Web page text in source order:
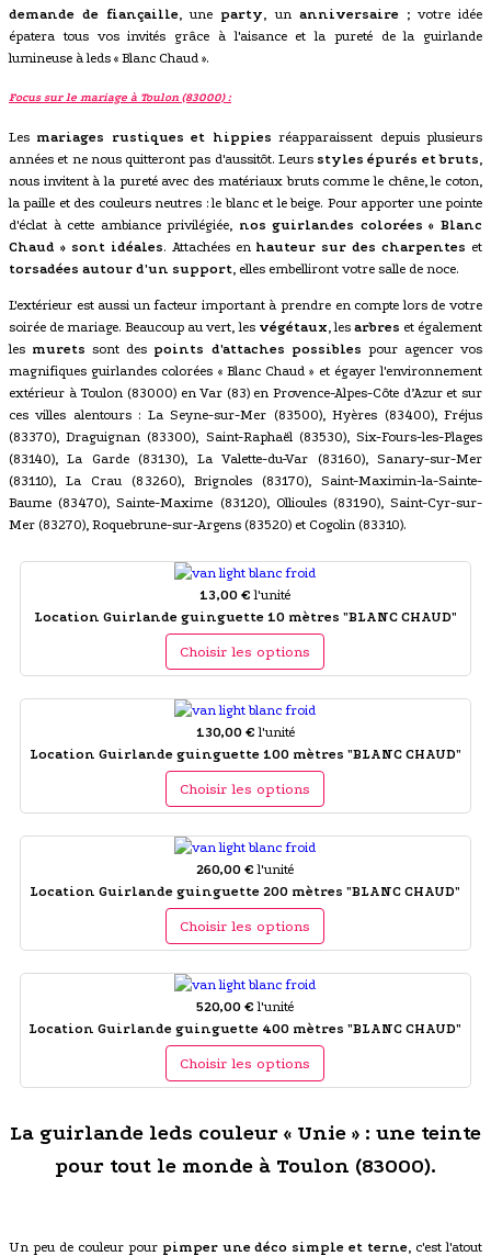
demande de fiançaille , une party , un anniversaire; votre idée
épatera tous vos invités grâce à l'aisance et la pureté de la guirlande
lumineuse à leds « Blanc Chaud ».
Focus sur le mariage à Toulon (83000) :
Les mariages rustiques et hippies réapparaissent depuis plusieurs
années et ne nous quitteront pas d'aussitôt. Leurs styles épurés et bruts
nous invitent à la pureté avec des matériaux bruts comme le chêne, le coton,
la paille et des couleurs neutres : le blanc et le beige. Pour apporter une pointe
d'éclat à cette ambiance privilégiée, nos guirlandes colorées « Blanc
Chaud » sont idéales. Attachées en hauteur sur des charpentes et
torsadées autour d'un support , elles embelliront votre salle de noce.
L'extérieur est aussi un facteur important à prendre en compte lors de votre
soirée de mariage. Beaucoup au vert, les végétaux , les arbres et également
les murets sont des points d'attaches possibles pour agencer vos
magnifiques guirlandes colorées « Blanc Chaud » et égayer l'environnement
extérieur à Toulon (83000) en Var (83) en Provence-Alpes-Côte d’Azur et sur
ces villes alentours : La Seyne-sur-Mer (83500), Hyères (83400), Fréjus
(83370), Draguignan (83300), Saint-Raphaël (83530), Six-Fours-les-Plages
(83140), La Garde (83130), La Valette-du-Var (83160), Sanary-sur-Mer
(83110), La Crau (83260), Brignoles (83170), Saint-Maximin-la-Sainte-
Baume (83470), Sainte-Maxime (83120), Ollioules (83190), Saint-Cyr-sur-
Mer (83270), Roquebrune-sur-Argens (83520) et Cogolin (83310).
13,00 € l'unité
Location Guirlande guinguette 10 mètres "BLANC CHAUD"
Choisir les options
130,00 € l'unité
Location Guirlande guinguette 100 mètres "BLANC CHAUD"
Choisir les options
260,00 € l'unité
Location Guirlande guinguette 200 mètres "BLANC CHAUD"
Choisir les options
520,00 € l'unité
Location Guirlande guinguette 400 mètres "BLANC CHAUD"
Choisir les options
La guirlande leds couleur « Unie » : une teinte
pour tout le monde à Toulon (83000).
Un peu de couleur pour pimper une déco simple et terne, c'est l'atout